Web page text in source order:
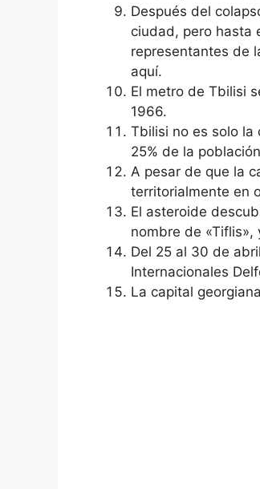
Después del
ciudad, pero hasta
representantes de
aquí.
El metro de Tbilisi
1966.
Tbilisi no es solo la
25% de la
A pesar de que la
territorialmente en
El asteroide
nombre de
Del 25 al 30 de
Internacionales
La capital